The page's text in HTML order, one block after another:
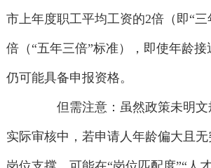
市上年度职工平均工资的2倍（即“
倍（“五年三倍”标准），即使年龄接
仍可能具备申报资格。
但需注意：虽然政策未明文
实际审核中，若申请人年龄偏大且